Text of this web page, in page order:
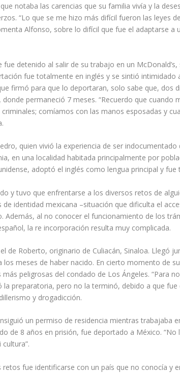
notaba las carencias que su familia vivía y la
“Lo que se me hizo más difícil fueron las leyes
Alfonso, sobre lo difícil que fue el adaptarse
fue detenido al salir de su trabajo en un
fue totalmente en inglés y se sintió
firmó para que lo deportaran, solo sabe que, dos
permaneció 7 meses. “Recuerdo que
comíamos con las manos esposadas y
quien vivió la experiencia de ser
en una localidad habitada principalmente por
adoptó el inglés como lengua principal y fue
y tuvo que enfrentarse a los diversos retos de
identidad mexicana –situación que dificulta el
Además, al no conocer el funcionamiento de los
la re incorporación resulta muy complicada.
de Roberto, originario de Culiacán, Sinaloa. Llegó
los meses de haber nacido. En cierto momento de
más peligrosas del condado de Los Ángeles. “Para
la preparatoria, pero no la terminó, debido a que
y drogadicción.
un permiso de residencia mientras trabajaba
de 8 años en prisión, fue deportado a México.
retos fue identificarse con un país que no conocía y